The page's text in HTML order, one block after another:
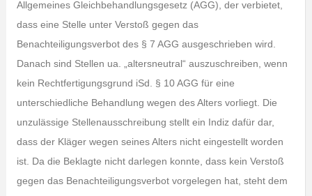
Allgemeines Gleichbehandlungsgesetz (AGG), der verbietet,
dass eine Stelle unter Verstoß gegen das
Benachteiligungsverbot des § 7 AGG ausgeschrieben wird.
Danach sind Stellen ua. „altersneutral“ auszuschreiben, wenn
kein Rechtfertigungsgrund iSd. § 10 AGG für eine
unterschiedliche Behandlung wegen des Alters vorliegt. Die
unzulässige Stellenausschreibung stellt ein Indiz dafür dar,
dass der Kläger wegen seines Alters nicht eingestellt worden
ist. Da die Beklagte nicht darlegen konnte, dass kein Verstoß
gegen das Benachteiligungsverbot vorgelegen hat, steht dem